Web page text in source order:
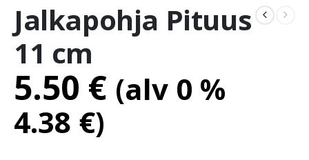
Jalkapohja Pituus
11 cm
5.50 € (alv 0 %
4.38 €)